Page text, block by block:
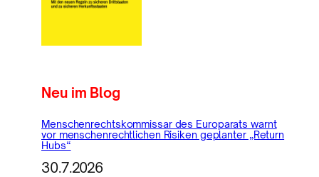
Neu im Blog
Menschenrechtskommissar des Europarats warnt
vor menschenrechtlichen Risiken geplanter „Return
Hubs“
30.7.2026